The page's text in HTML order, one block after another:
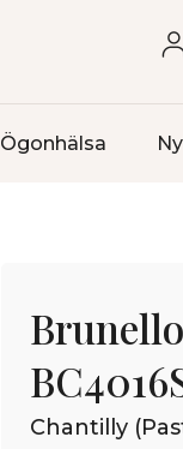
Ögonhälsa
Chantilly